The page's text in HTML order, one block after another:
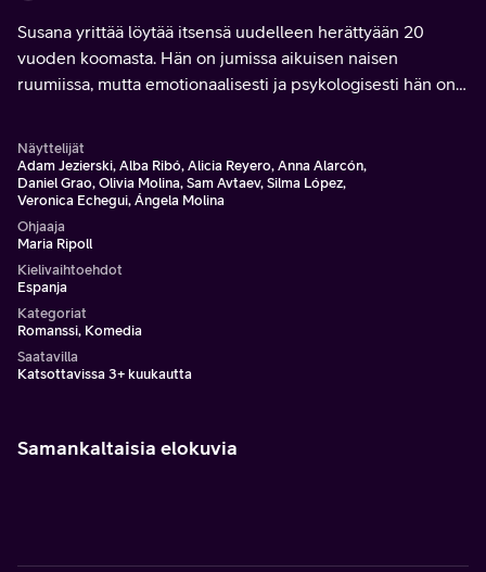
Susana yrittää löytää itsensä uudelleen herättyään 20
vuoden koomasta. Hän on jumissa aikuisen naisen
ruumiissa, mutta emotionaalisesti ja psykologisesti hän on
Näyttelijät
Adam Jezierski, Alba Ribó, Alicia Reyero, Anna Alarcón,
Daniel Grao, Olivia Molina, Sam Avtaev, Silma López,
Veronica Echegui, Ángela Molina
Ohjaaja
Maria Ripoll
Kielivaihtoehdot
Espanja
Kategoriat
Romanssi, Komedia
Saatavilla
Katsottavissa 3+ kuukautta
Samankaltaisia elokuvia